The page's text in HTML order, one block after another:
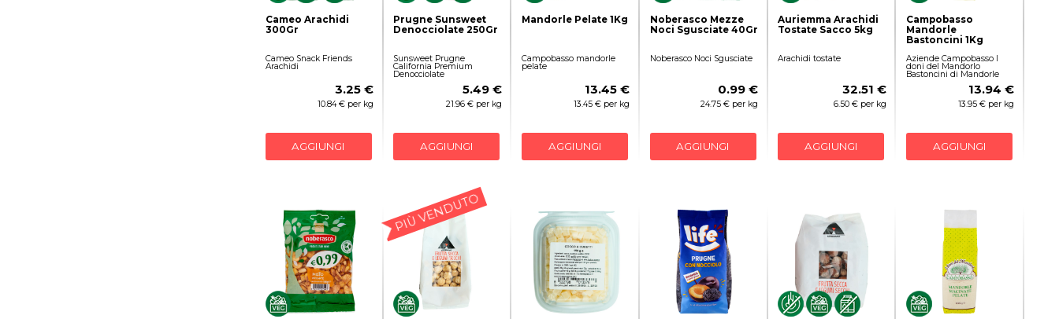
Cameo Arachidi
300Gr
Cameo Snack Friends
Arachidi
3.25 €
10.84 € per kg
AGGIUNGI
Prugne Sunsweet
Denocciolate 250Gr
Sunsweet Prugne
California Premium
Denocciolate
5.49 €
21.96 € per kg
AGGIUNGI
Mandorle Pelate 1Kg
Campobasso mandorle
pelate
13.45 €
13.45 € per kg
AGGIUNGI
Noberasco Mezze
Noci Sgusciate 40Gr
Noberasco Noci Sgusciate
0.99 €
24.75 € per kg
AGGIUNGI
Auriemma Arachidi
Tostate Sacco 5kg
Arachidi tostate
32.51 €
6.50 € per kg
AGGIUNGI
Campobasso
Mandorle
Bastoncini 1Kg
Aziende Campobasso I
doni del Mandorlo
Bastoncini di Mandorle
13.94 €
13.95 € per kg
AGGIUNGI
PIÙ VENDUTO